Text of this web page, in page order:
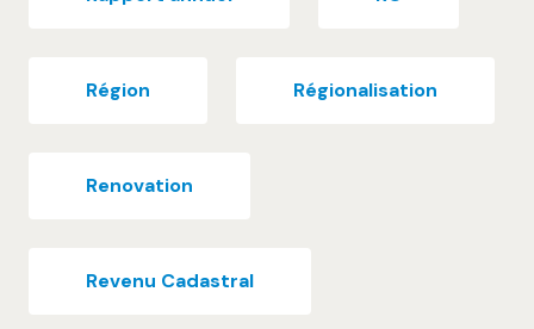
Région Régionalisation
Renovation
Revenu Cadastral